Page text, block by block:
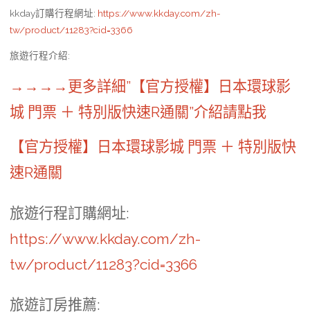
kkday訂購行程網址: https://www.kkday.com/zh-
tw/product/11283?cid=3366
旅遊行程介紹:
→→→→更多詳細”【官方授權】日本環球影
城 門票 ＋ 特別版快速R通關”介紹請點我
【官方授權】日本環球影城 門票 ＋ 特別版快
速R通關
旅遊行程訂購網址:
https://www.kkday.com/zh-
tw/product/11283?cid=3366
旅遊訂房推薦: